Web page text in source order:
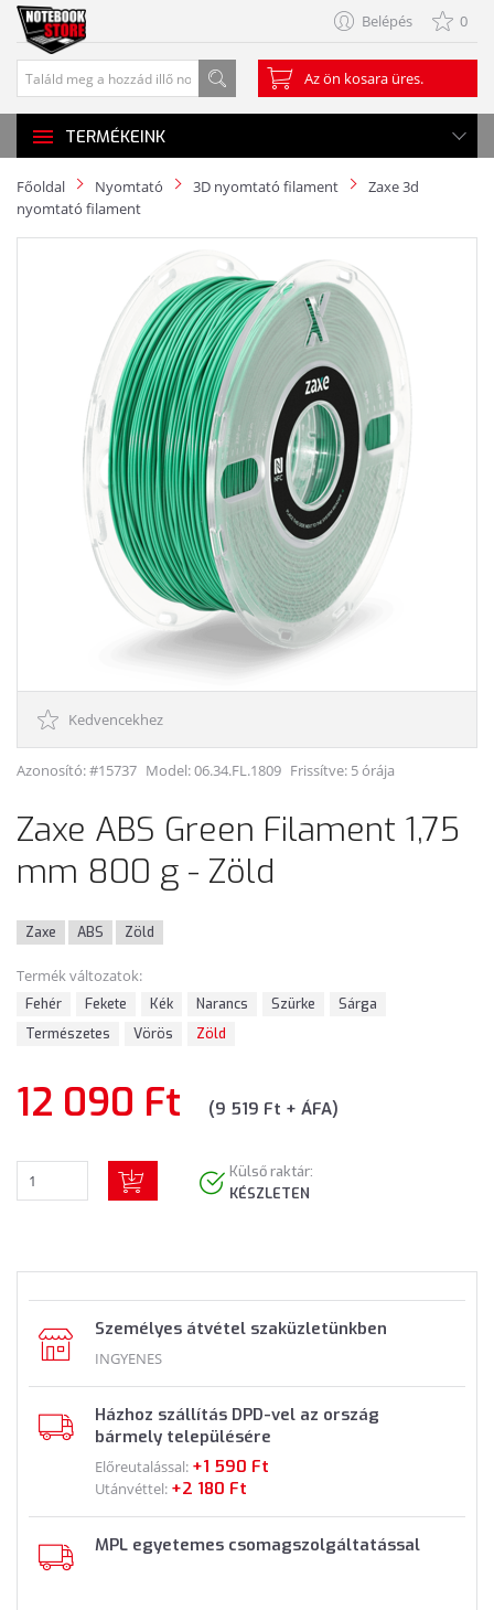
Belépés 0
Az ön kosara üres.
TERMÉKEINK
Főoldal Nyomtató 3D nyomtató filament
Zaxe 3d
nyomtató filament
Kedvencekhez
Azonosító: #15737 Model:06.34.FL.1809 Frissítve: 5 órája
Zaxe ABS Green Filament 1,75
mm 800 g - Zöld
Zaxe ABS Zöld
Termék változatok:
Fehér Fekete Kék Narancs Szürke
Sárga
Természetes
Vörös Zöld
12 090 Ft (9 519 Ft + ÁFA)
Külső raktár:
KÉSZLETEN
Személyes átvétel szaküzletünkben
INGYENES
Házhoz szállítás DPD-vel az ország
bármely településére
Előreutalással: +1 590 Ft
Utánvéttel: +2 180 Ft
MPL egyetemes csomagszolgáltatással